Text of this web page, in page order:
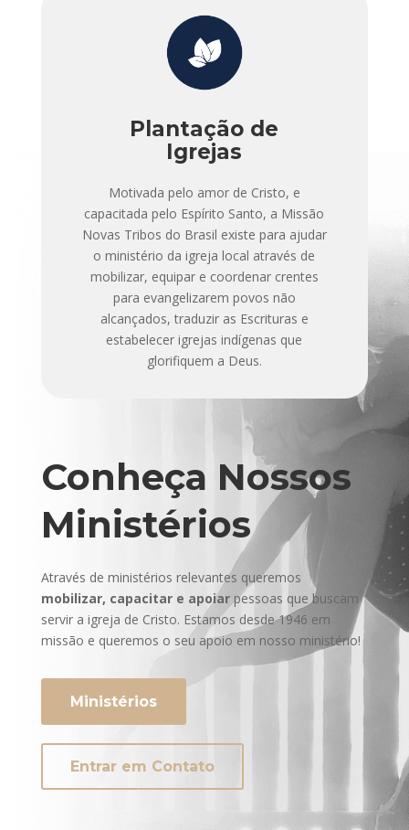
Plantação de
Igrejas
Motivada pelo amor de Cristo, e
capacitada pelo Espírito Santo, a Missão
Novas Tribos do Brasil existe para ajudar
o ministério da igreja local através de
mobilizar, equipar e coordenar crentes
para evangelizarem povos não
alcançados, traduzir as Escrituras e
estabelecer igrejas indígenas que
glorifiquem a Deus.
Conheça Nossos
Ministérios
Através de ministérios relevantes queremos
mobilizar, capacitar e apoiarpessoas que buscam
servir a igreja de Cristo. Estamos desde 1946 em
missão e queremos o seu apoio em nosso ministério!
Ministérios
Entrar em Contato